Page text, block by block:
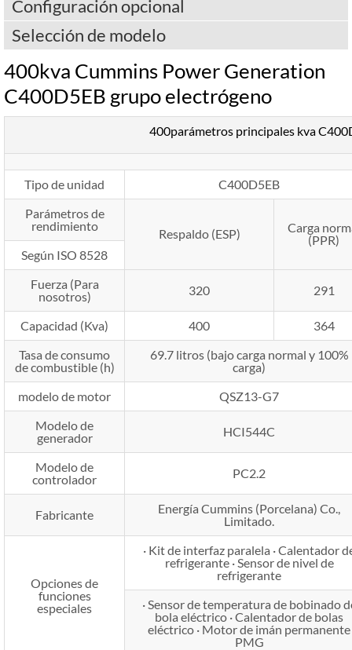
Configuración opcional
Selección de modelo
400kva Cummins Power Generation
C400D5EB grupo electrógeno
400parámetros principales kva
Tipo de unidad
C400D5EB
Parámetros de
rendimiento
Respaldo (ESP)
Carga
(PPR)
Según ISO 8528
Fuerza (Para
nosotros)
320 291
Capacidad (Kva) 400
364
Tasa de consumo
de combustible (h)
69.7 litros (bajo carga normal y 100%
carga)
modelo de motor
QSZ13-G7
Modelo de
generador
HCI544C
Modelo de
controlador
PC2.2
Fabricante
Energía Cummins (Porcelana) Co.,
Limitado.
Opciones de
funciones
especiales
· Kit de interfaz paralela · Calentador
refrigerante · Sensor de nivel de
refrigerante
· Sensor de temperatura de bobinado
bola eléctrico · Calentador de bolas
eléctrico · Motor de imán permanente
PMG